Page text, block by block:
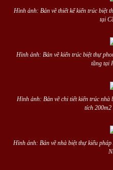
Hình ảnh: Bản vẽ thiết kế kiến trúc biệt
tại
Hình ảnh: Bản vẽ kiến trúc biệt thự
tầng tại
Hình ảnh: Bản vẽ chi tiết kiến trúc nhà
tích 200m2
Hình ảnh: Bản vẽ nhà biệt thự kiểu